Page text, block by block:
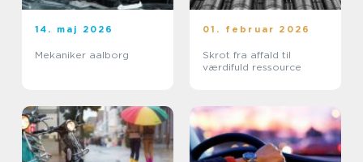
14. maj 2026
Mekaniker aalborg
01. februar 2026
Skrot fra affald til
værdifuld ressource